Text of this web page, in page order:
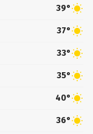
39°
37°
33°
35°
40°
36°